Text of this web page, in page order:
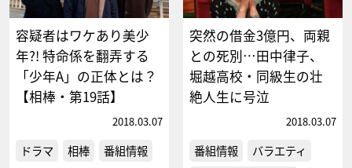
容疑者はワケあり美少
年?! 特命係を翻弄する
「少年A」の正体とは？
【相棒・第19話】
2018.03.07
ドラマ 相棒 番組情報
突然の借金3億円、両親
との死別…田中律子、
堀越高校・同級生の壮
絶人生に号泣
2018.03.07
番組情報
バラエティ